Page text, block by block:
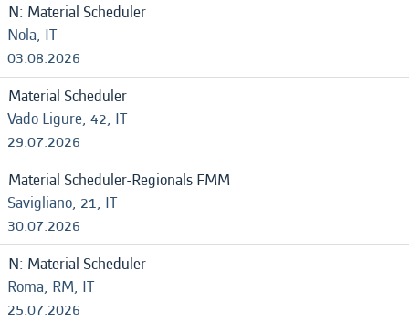
N: Material Scheduler
Nola, IT
03.08.2026
Material Scheduler
Vado Ligure, 42, IT
29.07.2026
Material Scheduler-Regionals FMM
Savigliano, 21, IT
30.07.2026
N: Material Scheduler
Roma, RM, IT
25.07.2026